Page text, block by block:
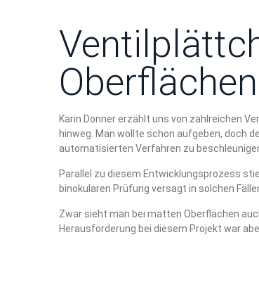
Karin Donner erzählt uns von zahlreichen
hinweg. Man wollte schon aufgeben, doch
automatisierten Verfahren zu
Parallel zu diesem Entwicklungsprozess
binokularen Prüfung versagt in solchen
Zwar sieht man bei matten Oberflächen
Herausforderung bei diesem Projekt war